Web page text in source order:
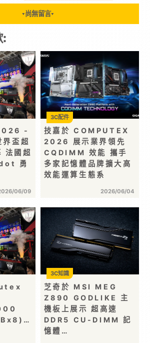
▼ 尚無留言▼
:
-
盃超
法國超
勇
06/09
技嘉於 COMPUTEX
2026 展示業界領先
CQDIMM 效能 攜手
多家記憶體品牌擴大高
效能運算生態系
2026/06/04
3C配件
芝奇於 MSI MEG
Z890 GODLIKE 主
機板上展示 超高速
DDR5 CU-DIMM 記
憶體…
3C知識